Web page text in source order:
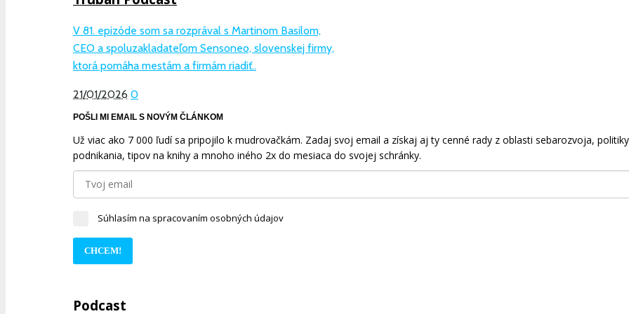
V 81. epizóde som sa rozprával s Martinom Basilom,
CEO a spoluzakladateľom Sensoneo, slovenskej firmy,
ktorá pomáha mestám a firmám riadiť..
21/01/2026 0
POŠLI MI EMAIL S NOVÝM ČLÁNKOM
Už viac ako 7 000 ľudí sa pripojilo k mudrovačkám. Zadaj svoj email a získaj aj ty cenné rady z oblasti sebarozvoja,
podnikania, tipov na knihy a mnoho iného 2x do mesiaca do svojej schránky.
Súhlasím na spracovaním osobných údajov
CHCEM!
Podcast